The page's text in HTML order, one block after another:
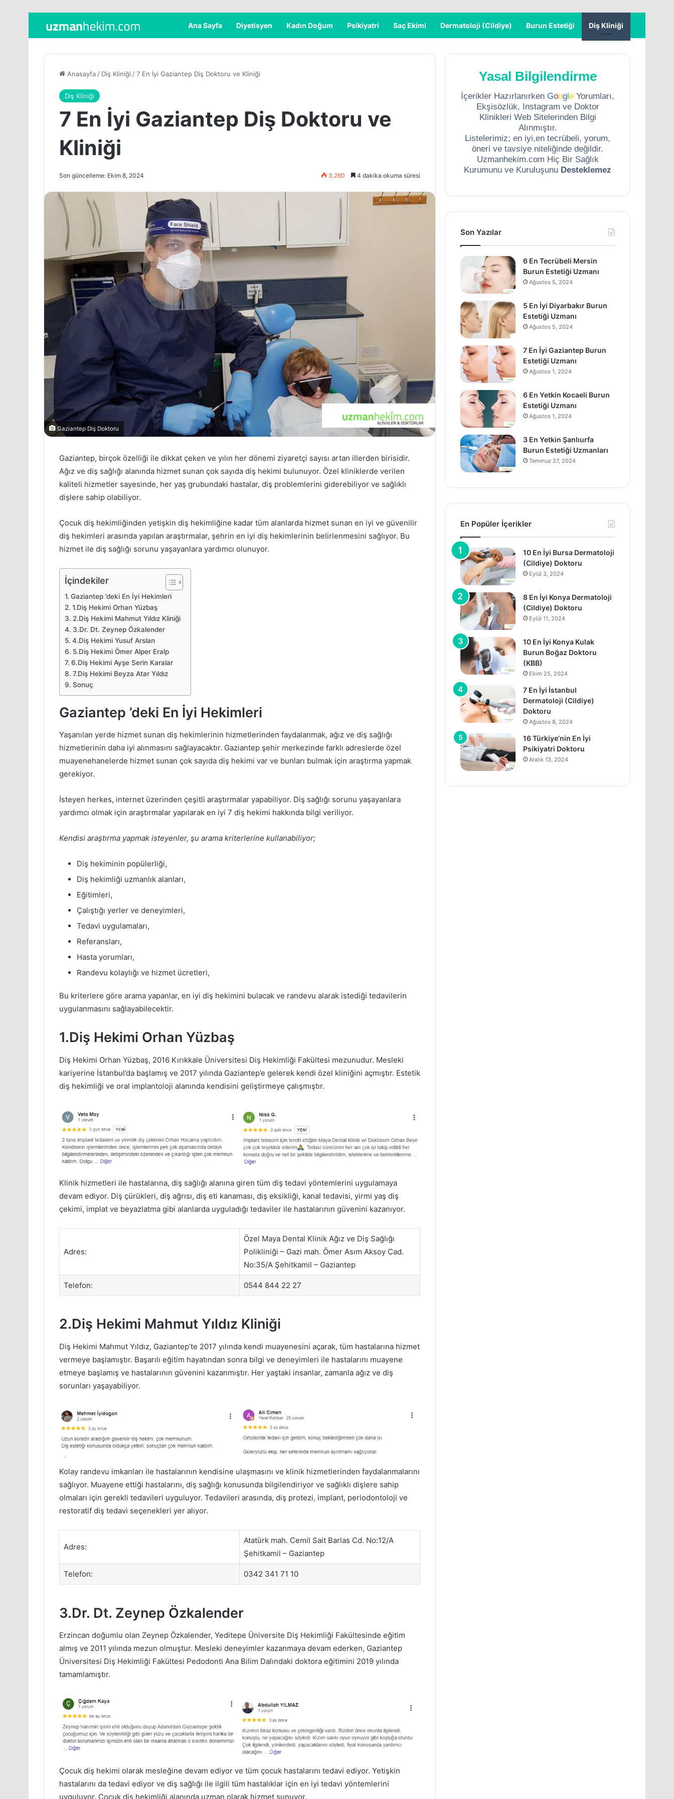
Ana Sayfa Diyetisyen Kadın Doğum Psikiyatri Saç Ekimi Dermatoloji (Cildiye) Burun Estetiği Diş Kliniği
Anasayfa / Diş Kliniği /7 En İyi Gaziantep Diş Doktoru ve Kliniği
Diş Kliniği
7 En İyi Gaziantep Diş Doktoru ve
Kliniği
Son güncelleme: Ekim 8, 2024 3.260 4 dakika okuma süresi
Gaziantep Diş Doktoru
Gaziantep, birçok özelliği ile dikkat çeken ve yılın her dönemi ziyaretçi sayısı artan illerden birisidir.
Ağız ve diş sağlığı alanında hizmet sunan çok sayıda diş hekimi bulunuyor. Özel kliniklerde verilen
kaliteli hizmetler sayesinde, her yaş grubundaki hastalar, diş problemlerini giderebiliyor ve sağlıklı
dişlere sahip olabiliyor.
Çocuk diş hekimliğinden yetişkin diş hekimliğine kadar tüm alanlarda hizmet sunan en iyi ve güvenilir
diş hekimleri arasında yapılan araştırmalar, şehrin en iyi diş hekimlerinin belirlenmesini sağlıyor. Bu
hizmet ile diş sağlığı sorunu yaşayanlara yardımcı olunuyor.
İçindekiler
Gaziantep ’deki En İyi Hekimleri
1.Diş Hekimi Orhan Yüzbaş
2.Diş Hekimi Mahmut Yıldız Kliniği
3.Dr. Dt. Zeynep Özkalender
4.Diş Hekimi Yusuf Arslan
5.Diş Hekimi Ömer Alper Eralp
6.Diş Hekimi Ayşe Serin Karalar
7.Diş Hekimi Beyza Atar Yıldız
Sonuç
Gaziantep ’deki En İyi Hekimleri
Yaşanılan yerde hizmet sunan diş hekimlerinin hizmetlerinden faydalanmak, ağız ve diş sağlığı
hizmetlerinin daha iyi alınmasını sağlayacaktır. Gaziantep şehir merkezinde farklı adreslerde özel
muayenehanelerde hizmet sunan çok sayıda diş hekimi var ve bunları bulmak için araştırma yapmak
gerekiyor.
İsteyen herkes, internet üzerinden çeşitli araştırmalar yapabiliyor. Diş sağlığı sorunu yaşayanlara
yardımcı olmak için araştırmalar yapılarak en iyi 7 diş hekimi hakkında bilgi veriliyor.
Kendisi araştırma yapmak isteyenler, şu arama kriterlerine kullanabiliyor;
Diş hekiminin popülerliği,
Diş hekimliği uzmanlık alanları,
Eğitimleri,
Çalıştığı yerler ve deneyimleri,
Tedavi uygulamaları,
Referansları,
Hasta yorumları,
Randevu kolaylığı ve hizmet ücretleri,
Bu kriterlere göre arama yapanlar, en iyi diş hekimini bulacak ve randevu alarak istediği tedavilerin
uygulanmasını sağlayabilecektir.
1.Diş Hekimi Orhan Yüzbaş
Diş Hekimi Orhan Yüzbaş, 2016 Kırıkkale Üniversitesi Diş Hekimliği Fakültesi mezunudur. Mesleki
kariyerine İstanbul’da başlamış ve 2017 yılında Gaziantep’e gelerek kendi özel kliniğini açmıştır. Estetik
diş hekimliği ve oral implantoloji alanında kendisini geliştirmeye çalışmıştır.
Klinik hizmetleri ile hastalarına, diş sağlığı alanına giren tüm diş tedavi yöntemlerini uygulamaya
devam ediyor. Diş çürükleri, diş ağrısı, diş eti kanaması, diş eksikliği, kanal tedavisi, yirmi yaş diş
çekimi, implat ve beyazlatma gibi alanlarda uyguladığı tedaviler ile hastalarının güvenini kazanıyor.
Adres:
Özel Maya Dental Klinik Ağız ve Diş Sağlığı
Polikliniği – Gazi mah. Ömer Asım Aksoy Cad.
No:35/A Şehitkamil – Gaziantep
Telefon: 0544 844 22 27
2.Diş Hekimi Mahmut Yıldız Kliniği
Diş Hekimi Mahmut Yıldız, Gaziantep’te 2017 yılında kendi muayenesini açarak, tüm hastalarına hizmet
vermeye başlamıştır. Başarılı eğitim hayatından sonra bilgi ve deneyimleri ile hastalarını muayene
etmeye başlamış ve hastalarının güvenini kazanmıştır. Her yaştaki insanlar, zamanla ağız ve diş
sorunları yaşayabiliyor.
Kolay randevu imkanları ile hastalarının kendisine ulaşmasını ve klinik hizmetlerinden faydalanmalarını
sağlıyor. Muayene ettiği hastalarını, diş sağlığı konusunda bilgilendiriyor ve sağlıklı dişlere sahip
olmaları için gerekli tedavileri uyguluyor. Tedavileri arasında, diş protezi, implant, periodontoloji ve
restoratif diş tedavi seçenekleri yer alıyor.
Adres:
Atatürk mah. Cemil Sait Barlas Cd. No:12/A
Şehitkamil – Gaziantep
Telefon: 0342 341 71 10
3.Dr. Dt. Zeynep Özkalender
Erzincan doğumlu olan Zeynep Özkalender, Yeditepe Üniversite Diş Hekimliği Fakültesinde eğitim
almış ve 2011 yılında mezun olmuştur. Mesleki deneyimler kazanmaya devam ederken, Gaziantep
Üniversitesi Diş Hekimliği Fakültesi Pedodonti Ana Bilim Dalındaki doktora eğitimini 2019 yılında
tamamlamıştır.
Çocuk diş hekimi olarak mesleğine devam ediyor ve tüm çocuk hastalarını tedavi ediyor. Yetişkin
hastalarını da tedavi ediyor ve diş sağlığı ile ilgili tüm hastalıklar için en iyi tedavi yöntemlerini
uyguluyor. Çocuk diş hekimliği alanında uzman olarak hizmet sunuyor.
Yasal Bilgilendirme
İçerikler Hazırlanırken Google Yorumları,
Ekşisözlük, Instagram ve Doktor
Klinikleri Web Sitelerinden Bilgi
Alınmıştır.
Listelerimiz; en iyi,en tecrübeli, yorum,
öneri ve tavsiye niteliğinde değildir.
Uzmanhekim.com Hiç Bir Sağlık
Kurumunu ve Kuruluşunu Desteklemez
Son Yazılar
6 En Tecrübeli Mersin
Burun Estetiği Uzmanı
Ağustos 5, 2024
5 En İyi Diyarbakır Burun
Estetiği Uzmanı
Ağustos 5, 2024
7 En İyi Gaziantep Burun
Estetiği Uzmanı
Ağustos 1, 2024
6 En Yetkin Kocaeli Burun
Estetiği Uzmanı
Ağustos 1, 2024
3 En Yetkin Şanlıurfa
Burun Estetiği Uzmanları
Temmuz 27, 2024
En Popüler İçerikler
10 En İyi Bursa Dermatoloji
(Cildiye) Doktoru
Eylül 3, 2024
8 En İyi Konya Dermatoloji
(Cildiye) Doktoru
Eylül 11, 2024
10 En İyi Konya Kulak
Burun Boğaz Doktoru
(KBB)
Ekim 25, 2024
7 En İyi İstanbul
Dermatoloji (Cildiye)
Doktoru
Ağustos 8, 2024
16 Türkiye’nin En İyi
Psikiyatri Doktoru
Aralık 13, 2024